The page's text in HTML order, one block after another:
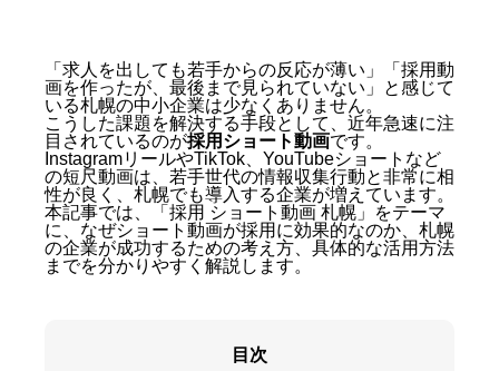
「求人を出しても若手からの反応が薄い」「採用動
画を作ったが、最後まで見られていない」と感じて
いる札幌の中小企業は少なくありません。
こうした課題を解決する手段として、近年急速に注
目されているのが採用ショート動画です。
InstagramリールやTikTok、YouTubeショートなど
の短尺動画は、若手世代の情報収集行動と非常に相
性が良く、札幌でも導入する企業が増えています。
本記事では、「採用 ショート動画 札幌」をテーマ
に、なぜショート動画が採用に効果的なのか、札幌
の企業が成功するための考え方、具体的な活用方法
までを分かりやすく解説します。
目次